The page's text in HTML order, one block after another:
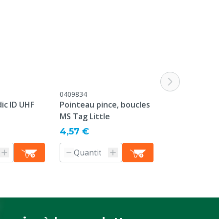
ID UHF
0409834
Pointeau pince, boucles
MS Tag Little
4,57 €
M0409821